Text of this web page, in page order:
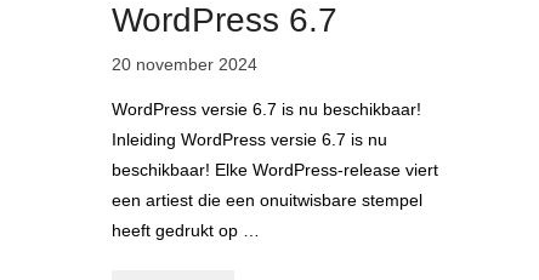
WordPress 6.7
20 november 2024
WordPress versie 6.7 is nu beschikbaar!
Inleiding WordPress versie 6.7 is nu
beschikbaar! Elke WordPress-release viert
een artiest die een onuitwisbare stempel
heeft gedrukt op …